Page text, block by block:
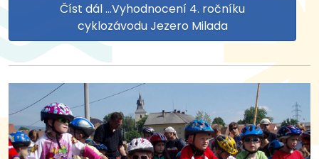
Číst dál …Vyhodnocení 4. ročníku
cyklozávodu Jezero Milada